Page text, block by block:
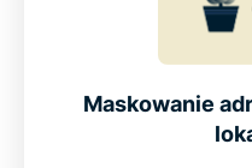
Maskowanie